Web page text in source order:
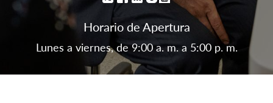
Horario de Apertura
Lunes a viernes, de 9:00 a. m. a 5:00 p. m.